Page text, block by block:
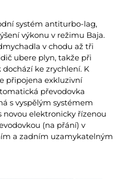
systém antiturbo-lag,
výkonu v režimu Baja.
v chodu až tři
ubere plyn, takže při
ke zrychlení. K
připojena exkluzivní
převodovka
s vyspělým systémem
novou elektronicky řízenou
(na přání) v
a zadním uzamykatelným